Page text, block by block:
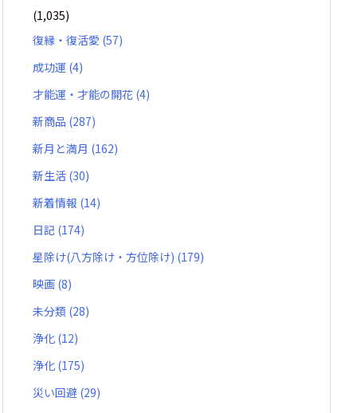
(1,035)
復縁・復活愛 (57)
成功運 (4)
才能運・才能の開花 (4)
新商品 (287)
新月と満月 (162)
新生活 (30)
新着情報 (14)
日記 (174)
星除け(八方除け・方位除け) (179)
映画 (8)
未分類 (28)
浄化 (12)
浄化 (175)
災い回避 (29)